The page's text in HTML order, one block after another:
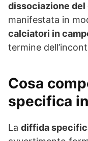
dissociazione del
manifestata in
calciatori in
termine
Cosa
specifica
La diffida